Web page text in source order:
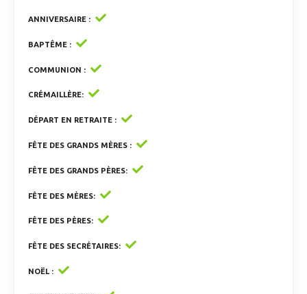
ANNIVERSAIRE
BAPTÊME
COMMUNION
CRÉMAILLÈRE
DÉPART EN RETRAITE
FÊTE DES GRANDS MÈRES
FÊTE DES GRANDS PÈRES
FÊTE DES MÈRES
FÊTE DES PÈRES
FÊTE DES SECRÉTAIRES
NOËL